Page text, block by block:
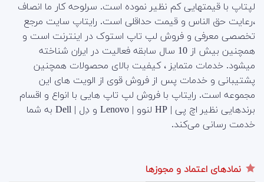
لپتاپ با قیمتهایی کم نظیر نموده است. سرلوحه کار ما انصاف
،رعایت حق الناس و قیمت حداقلی است. رایتاپ سایت مرجع
تخصصی معرفی و فروش لپ تاپ استوک در اینترنت است و
همچنین بیش از 10 سال سابقه فعالیت در ایران شناخته
میشود. خدمات متمایز ، کیفیت بالای محصولات همچنین
پشتیبانی و خدمات پس از فروش قوی از الویت های این
مجموعه است. رایتاپ با فروش لپ تاپ هایی با انواع و اقسام
برندهایی نظیر اچ پی | HP لنوو | Lenovo و دِل | Dell به شما
خدمت رسانی می‌کند.
نمادهای اعتماد و مجوزها